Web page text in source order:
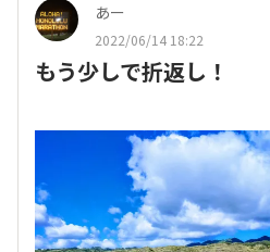
あー
2022/06/14 18:22
もう少しで折返し！